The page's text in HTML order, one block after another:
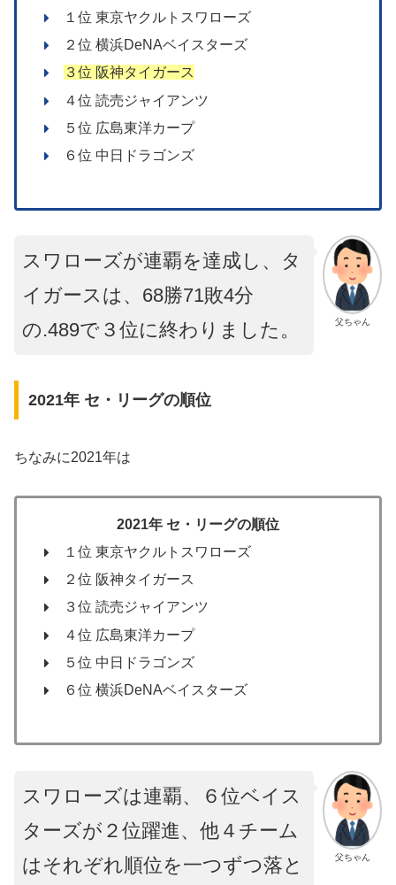
１位 東京ヤクルトスワローズ
２位 横浜DeNAベイスターズ
３位 阪神タイガース
４位 読売ジャイアンツ
５位 広島東洋カープ
６位 中日ドラゴンズ
父ちゃん
スワローズが連覇を達成し、タ
イガースは、68勝71敗4分
の.489で３位に終わりました。
2021年 セ・リーグの順位
ちなみに2021年は
2021年 セ・リーグの順位
１位 東京ヤクルトスワローズ
２位 阪神タイガース
３位 読売ジャイアンツ
４位 広島東洋カープ
５位 中日ドラゴンズ
６位 横浜DeNAベイスターズ
父ちゃん
スワローズは連覇、６位ベイス
ターズが２位躍進、他４チーム
はそれぞれ順位を一つずつ落と